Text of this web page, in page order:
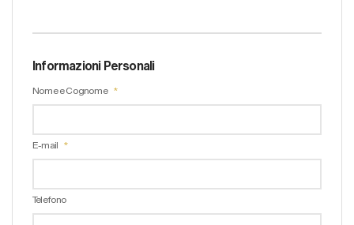
Informazioni Personali
Nome e Cognome
E-mail
Telefono